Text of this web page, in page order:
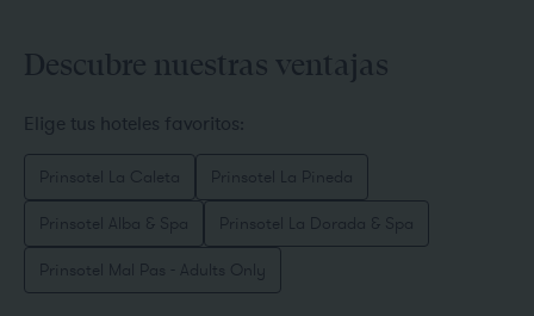
Descubre nuestras ventajas
Elige tus hoteles favoritos:
Prinsotel La Caleta Prinsotel La Pineda
Prinsotel Alba & Spa Prinsotel La Dorada & Spa
Prinsotel Mal Pas - Adults Only